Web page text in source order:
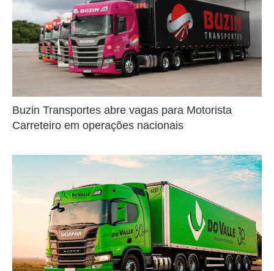
Buzin Transportes abre vagas para Motorista
Carreteiro em operações nacionais